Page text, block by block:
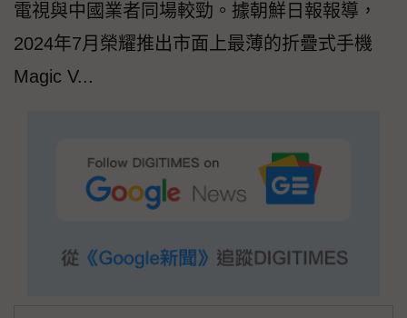
電視與中國業者同場較勁。據朝鮮日報報導，
2024年7月榮耀推出市面上最薄的折疊式手機
Magic V...